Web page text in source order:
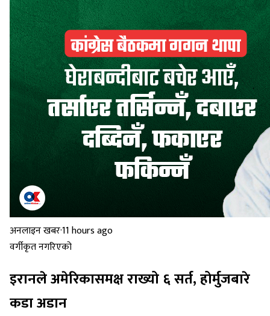
अनलाइन खबर·11 hours ago
वर्गीकृत नगरिएको
इरानले अमेरिकासमक्ष राख्यो ६ सर्त, होर्मुजबारे
कडा अडान